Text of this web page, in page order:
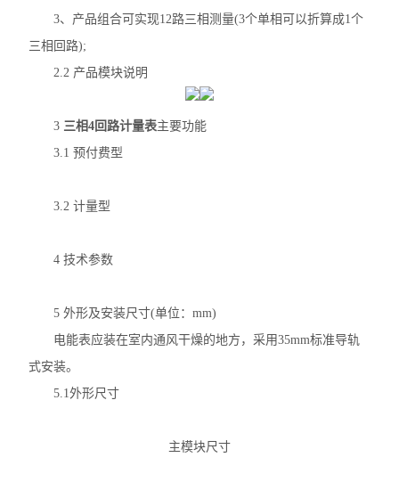
单相多用户表
三相高海拔多功能表
AEW100无线计量模块
ANSVC低压无功功率补偿装置
复费率统计表
三相多功能谐波表
3、产品组合可实现12路三相测量(3个单相可以折算成1个
三相回路);
2.2 产品模块说明
3 三相4回路计量表主要功能
3.1 预付费型
3.2 计量型
4 技术参数
5 外形及安装尺寸(单位：mm)
电能表应装在室内通风干燥的地方，采用35mm标准导轨
式安装。
5.1外形尺寸
主模块尺寸